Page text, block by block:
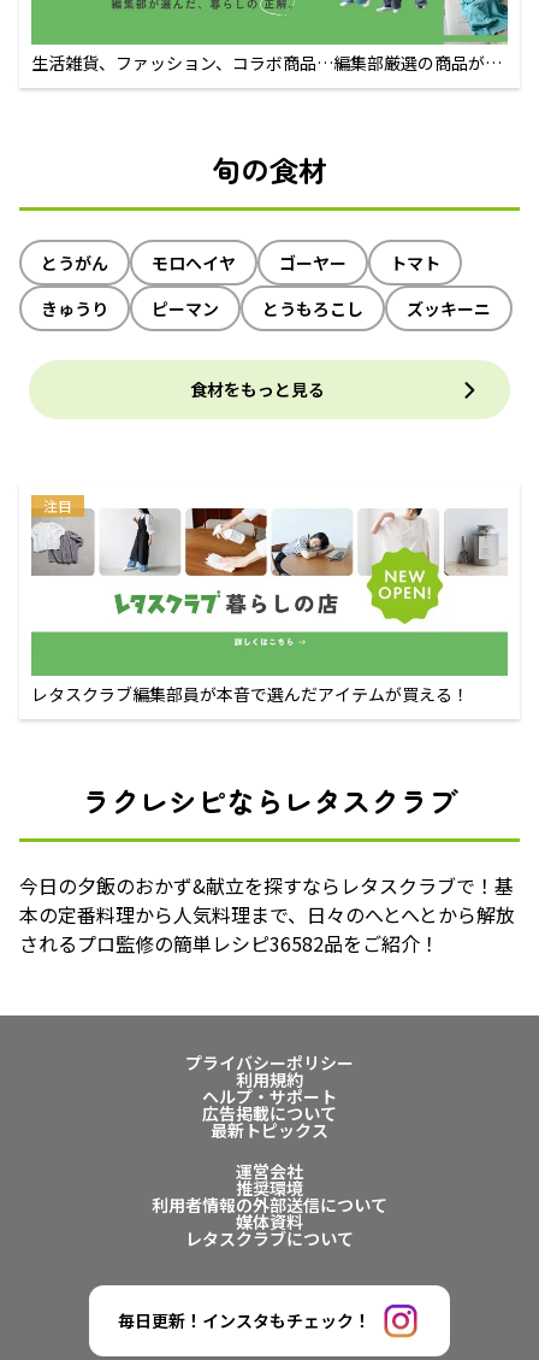
生活雑貨、ファッション、コラボ商品…編集部厳選の商品が買
えるECサイト
旬の食材
とうがん モロヘイヤ ゴーヤー
トマト
きゅうり
ピーマン とうもろこし ズッキーニ
食材をもっと見る
注目
レタスクラブ編集部員が本音で選んだアイテムが買える！
ラクレシピならレタスクラブ
今日の夕飯のおかず&献立を探すならレタスクラブで！基
本の定番料理から人気料理まで、日々のへとへとから解放
されるプロ監修の簡単レシピ36582品をご紹介！
プライバシーポリシー
利用規約
ヘルプ・サポート
広告掲載について
最新トピックス
運営会社
推奨環境
利用者情報の外部送信について
媒体資料
レタスクラブについて
毎日更新！インスタもチェック！